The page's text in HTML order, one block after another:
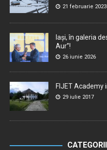
21 februarie 2023
Iași, în galeria
Aur”!
26 iunie 2026
FIJET Academy
29 iulie 2017